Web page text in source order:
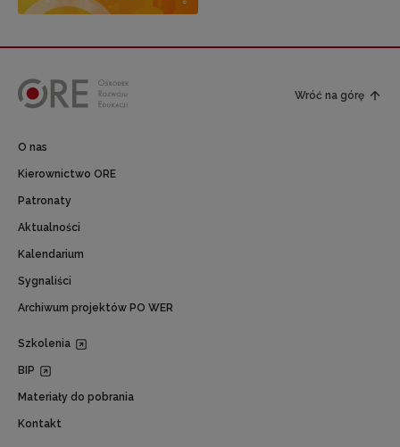
Wróć na górę
O nas
Kierownictwo ORE
Patronaty
Aktualności
Kalendarium
Sygnaliści
Archiwum projektów PO WER
Szkolenia
BIP
Materiały do pobrania
Kontakt